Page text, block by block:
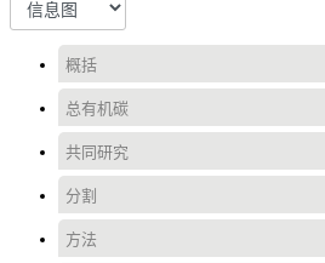
概括
总有机碳
共同研究
分割
方法